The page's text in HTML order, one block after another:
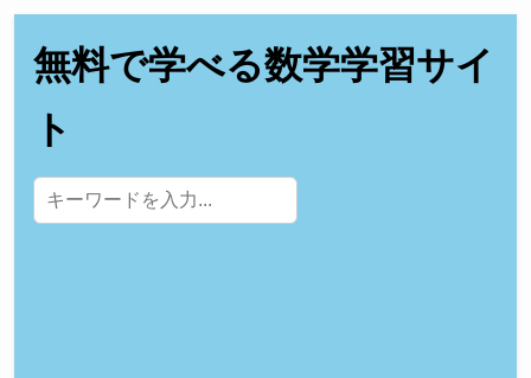
無料で学べる数学学習サイ
ト
サイト内検索